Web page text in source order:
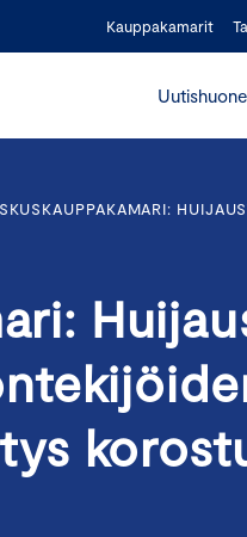
Kauppakamarit
Uutishuone